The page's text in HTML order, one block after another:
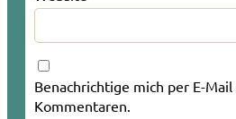
Benachrichtige mich per E-
Kommentaren.